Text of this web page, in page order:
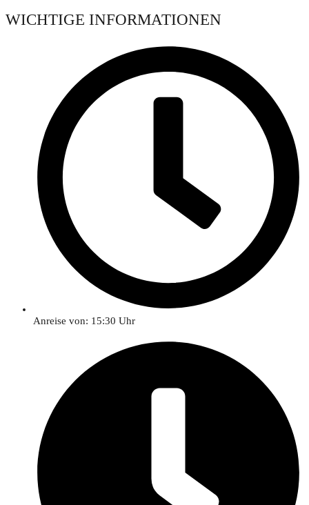
WICHTIGE INFORMATIONEN
Anreise von: 15:30 Uhr